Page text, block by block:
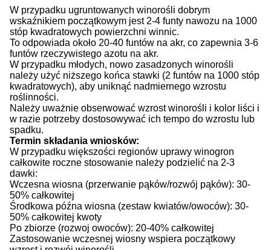
W przypadku ugruntowanych winorośli dobrym
wskaźnikiem początkowym jest 2-4 funty nawozu na 1000
stóp kwadratowych powierzchni winnic.
To odpowiada około 20-40 funtów na akr, co zapewnia 3-6
funtów rzeczywistego azotu na akr.
W przypadku młodych, nowo zasadzonych winorośli
należy użyć niższego końca stawki (2 funtów na 1000 stóp
kwadratowych), aby uniknąć nadmiernego wzrostu
roślinności.
Należy uważnie obserwować wzrost winorośli i kolor liści i
w razie potrzeby dostosowywać ich tempo do wzrostu lub
spadku.
Termin składania wniosków:
W przypadku większości regionów uprawy winogron
całkowite roczne stosowanie należy podzielić na 2-3
dawki:
Wczesna wiosna (przerwanie pąków/rozwój pąków): 30-
50% całkowitej
Środkowa późna wiosna (zestaw kwiatów/owoców): 30-
50% całkowitej kwoty
Po zbiorze (rozwoj owoców): 20-40% całkowitej
Zastosowanie wczesnej wiosny wspiera początkowy